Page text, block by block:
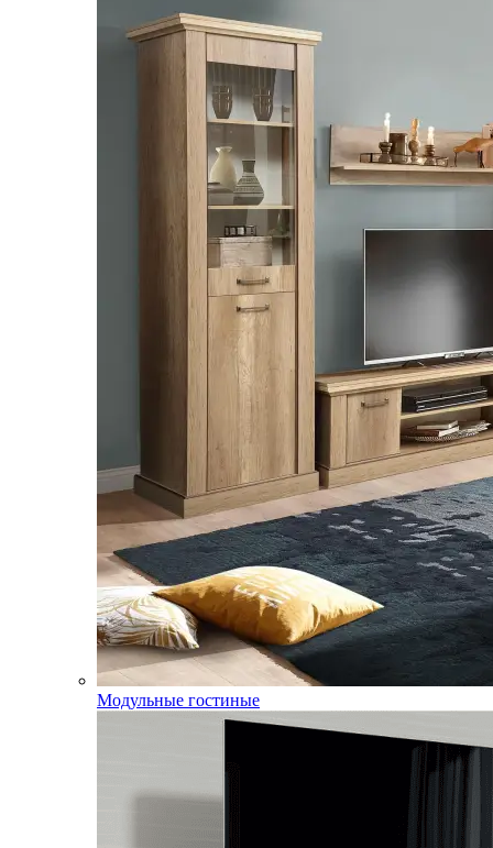
Модульные гостиные